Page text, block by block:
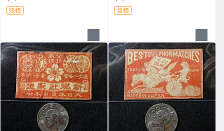
競標 競標